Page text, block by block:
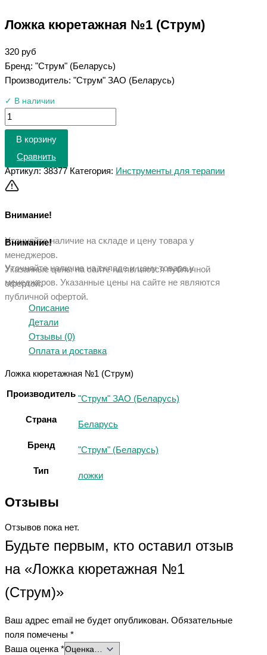
Ложка кюретажная №1 (Струм)
320 руб
Бренд: "Струм" (Беларусь)
Производитель: "Струм" ЗАО (Беларусь)
✓ В наличии
В корзину
Сравнить
Артикул:38377 Категория: Инструменты для терапии
Внимание!
Уточняйте наличие на складе и цену товара у
менеджеров.
Указанные цены на сайте не являются публичной
офертой.
Внимание!
Уточняйте наличие на складе и цену товара у
менеджеров. Указанные цены на сайте не являются
публичной офертой.
Описание
Детали
Отзывы (0)
Оплата и доставка
Ложка кюретажная №1 (Струм)
Производитель "Струм" ЗАО (Беларусь)
Страна Беларусь
Бренд "Струм" (Беларусь)
Тип ложки
Отзывы
Отзывов пока нет.
Будьте первым, кто оставил отзыв
на «Ложка кюретажная №1
(Струм)»
Ваш адрес email не будет опубликован. Обязательные
поля помечены *
Ваша оценка *